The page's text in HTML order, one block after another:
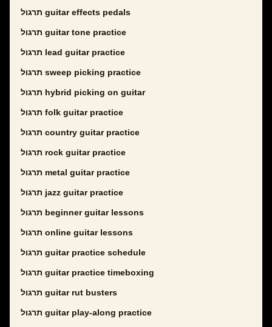
תרגול guitar effects pedals
תרגול guitar tone practice
תרגול lead guitar practice
תרגול sweep picking practice
תרגול hybrid picking on guitar
תרגול folk guitar practice
תרגול country guitar practice
תרגול rock guitar practice
תרגול metal guitar practice
תרגול jazz guitar practice
תרגול beginner guitar lessons
תרגול online guitar lessons
תרגול guitar practice schedule
תרגול guitar practice timeboxing
תרגול guitar rut busters
תרגול guitar play-along practice